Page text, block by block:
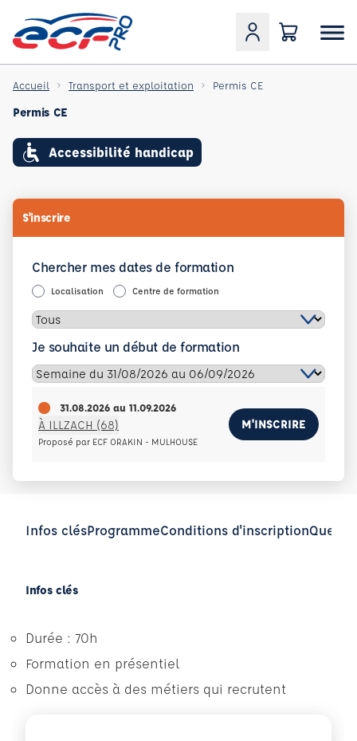
Accueil Transport et exploitation Permis CE
Permis CE
Accessibilité handicap
S'inscrire
Chercher mes dates de formation
Localisation Centre de formation
Je souhaite un début de formation
31.08.2026 au 11.09.2026
À ILLZACH (68)
Proposé par ECF ORAKIN - MULHOUSE
M'INSCRIRE
Infos clésProgrammeConditions d'inscription
Infos clés
Durée : 70h
Formation en présentiel
Donne accès à des métiers qui recrutent